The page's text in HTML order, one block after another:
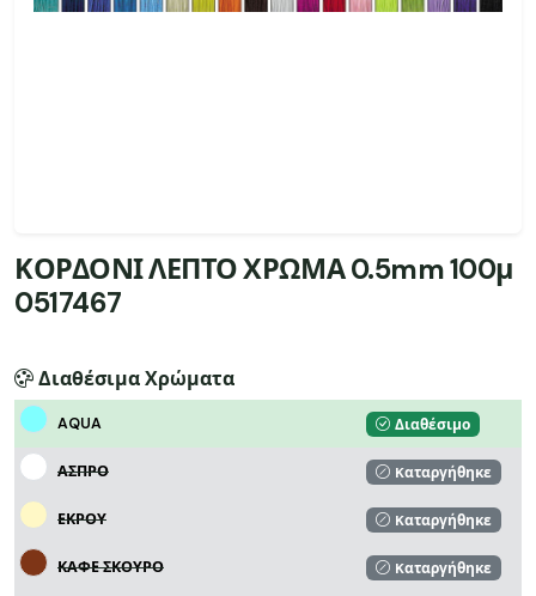
ΚΟΡΔΟΝΙ ΛΕΠΤΟ ΧΡΩΜΑ 0.5mm 100μ
0517467
Διαθέσιμα Χρώματα
AQUA Διαθέσιμο
ΑΣΠΡΟ Kαταργήθηκε
ΕΚΡΟΥ Kαταργήθηκε
ΚΑΦΕ ΣΚΟΥΡΟ Kαταργήθηκε